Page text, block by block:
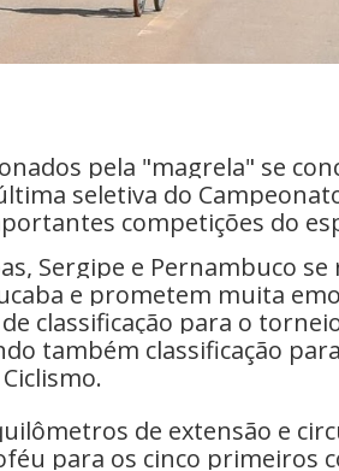
pela "magrela" se
seletiva do
competições do
Sergipe e Pernambuco
e prometem muita
classificação para o
também classificação
de extensão e
para os cinco primeiros